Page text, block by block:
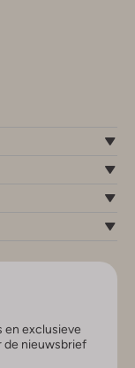
en exclusieve
de nieuwsbrief